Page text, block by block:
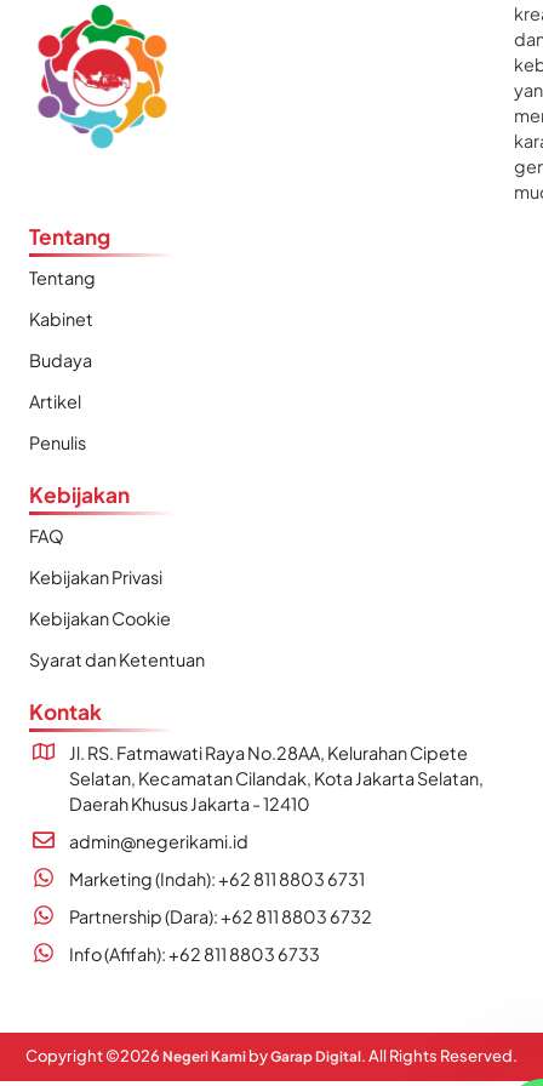
Tentang
Tentang
Kabinet
Budaya
Artikel
Penulis
Kebijakan
FAQ
Kebijakan Privasi
Kebijakan Cookie
Syarat dan Ketentuan
Kontak
Jl. RS. Fatmawati Raya No.28AA, Kelurahan Cipete
Selatan, Kecamatan Cilandak, Kota Jakarta Selatan,
Daerah Khusus Jakarta - 12410
admin@negerikami.id
Marketing (Indah): +62 811 8803 6731
Partnership (Dara): +62 811 8803 6732
Info (Afifah): +62 811 8803 6733
Copyright ©2026 Negeri Kami byGarap Digital. All Rights Reserved.